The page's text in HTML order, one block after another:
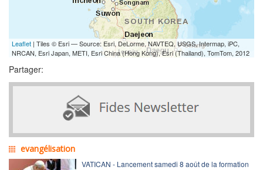
Leaflet | Tiles © Esri — Source: Esri, DeLorme, NAVTEQ, USGS, Intermap, iPC,
NRCAN, Esri Japan, METI, Esri China (Hong Kong), Esri (Thailand), TomTom, 2012
Partager:
evangélisation
VATICAN - Lancement samedi 8 août de la formation